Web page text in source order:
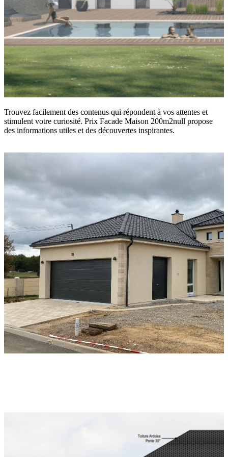
Trouvez facilement des contenus qui répondent à vos attentes et
stimulent votre curiosité. Prix Facade Maison 200m2null propose
des informations utiles et des découvertes inspirantes.